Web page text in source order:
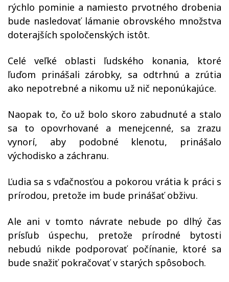
rýchlo pominie a namiesto prvotného drobenia
bude nasledovať lámanie obrovského množstva
doterajších spoločenských istôt.
Celé veľké oblasti ľudského konania, ktoré
ľuďom prinášali zárobky, sa odtrhnú a zrútia
ako nepotrebné a nikomu už nič neponúkajúce.
Naopak to, čo už bolo skoro zabudnuté a stalo
sa to opovrhované a menejcenné, sa zrazu
vynorí, aby podobné klenotu, prinášalo
východisko a záchranu.
Ľudia sa s vďačnosťou a pokorou vrátia k práci s
prírodou, pretože im bude prinášať obživu.
Ale ani v tomto návrate nebude po dlhý čas
prísľub úspechu, pretože prírodné bytosti
nebudú nikde podporovať počínanie, ktoré sa
bude snažiť pokračovať v starých spôsoboch.